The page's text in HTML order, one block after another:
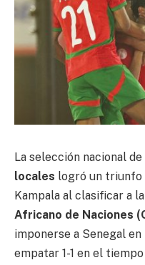
La selección nacional de
locales logró un triunfo
Kampala al clasificar a la
Africano de Naciones
imponerse a Senegal
empatar 1-1 en el